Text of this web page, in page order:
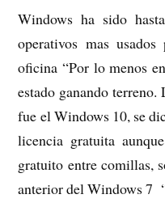
Windows ha sido
operativos mas
oficina “Por lo menos
estado ganando
fue el Windows 10, se
licencia gratuita
gratuito entre comillas,
anterior del Windows 7